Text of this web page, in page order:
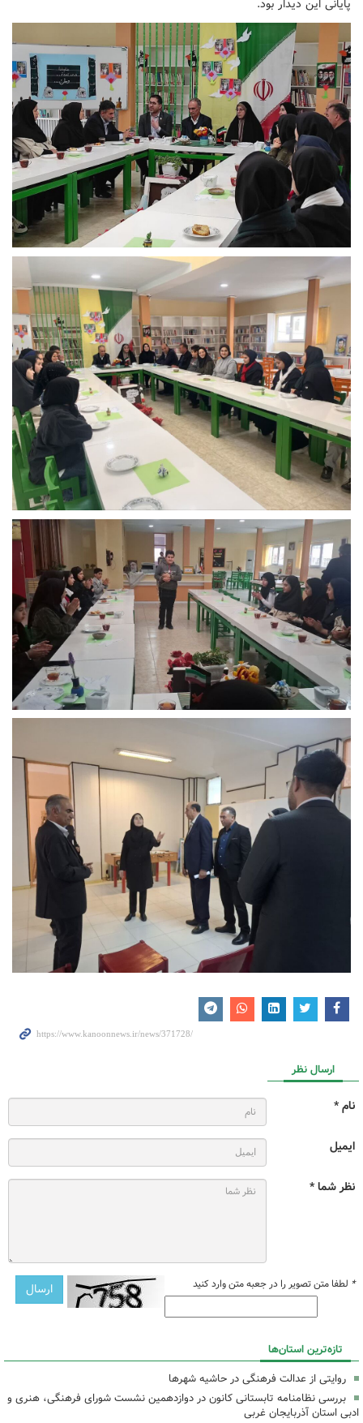
پایانی این دیدار بود.
ارسال نظر
نام *
ایمیل
نظر شما *
* لطفا متن تصویر را در جعبه متن وارد کنید
تازه‌ترین استان‌ها
روایتی از عدالت فرهنگی در حاشیه شهرها
بررسی نظامنامه تابستانی کانون در دوازدهمین نشست شورای فرهنگی، هنری و
ادبی استان آذربایجان غربی